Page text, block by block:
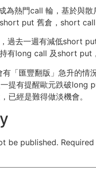
為熱門call 輪，基於與
put 舊倉，short call
過去一週有減低short
有long call 及short put
「匯豐翻版」急升的
提有提醒歐元跌破long
已經是難得做淡機會。
be published.